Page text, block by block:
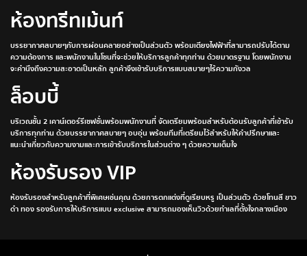
ห้องทรีทเม้นท์
บรรยากาศสบายๆกับการผ่อนคลายอย่างเป็นส่วนตัว พร้อมเตียงไฟฟ้าที่สามารถปรับได้ตาม
ความต้องการ และพนักงานในโซนที่จะช่วยให้บริการลูกค้าทุกท่าน ด้วยมาตรฐาน โดยพนักงาน
จะคำนึงถึงความสะอาดเป็นหลัก ลูกค้าจึงเข้ารับบริการแบบสบายๆไร้ความกังวล
ล็อบบี้
บริเวณชั้น 2 เคาน์เตอร์รีเซฟชั่นพร้อมพนักงานที่ จัดเตรียมพร้อมสำหรับต้อนรับลูกค้าที่เข้ารับ
บริการทุกท่าน ด้วยบรรยากาศสบายๆ อบอุ่น พร้อมทีมที่เตรียมไว้สำหรับให้คำปรึกษาและ
แนะนำเกี่ยวกับความงามและการเข้ารับบริการในส่วนต่าง ๆ ด้วยความเต็มใจ
ห้องรับรอง VIP
ห้องรับรองสำหรับลูกค้าที่พิเศษเช่นคุณ ด้วยการตกแต่งที่ดูเรียบหรู เป็นส่วนตัว ด้วยโทนสี ขาว
ดำ ทอง รองรับการให้บริการแบบ exclusive สามารถมองเห็นวิวด้วยทำเลที่ตั้งใจกลางเมือง